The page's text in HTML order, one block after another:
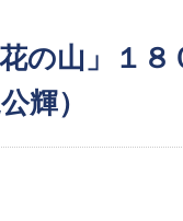
の山」１
輝）